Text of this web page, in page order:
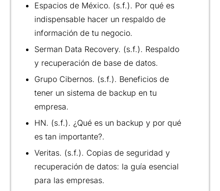
Espacios de México. (s.f.). Por qué es
indispensable hacer un respaldo de
información de tu negocio.
Serman Data Recovery. (s.f.). Respaldo
y recuperación de base de datos.
Grupo Cibernos. (s.f.). Beneficios de
tener un sistema de backup en tu
empresa.
HN. (s.f.). ¿Qué es un backup y por qué
es tan importante?.
Veritas. (s.f.). Copias de seguridad y
recuperación de datos: la guía esencial
para las empresas.